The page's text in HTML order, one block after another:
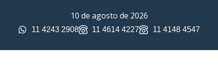
10 de agosto de 2026
11 4243 2908 11 4614 4227 11 4148 4547